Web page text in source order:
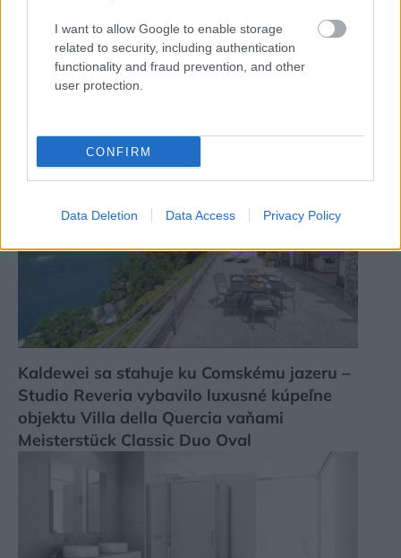
I want to allow Google to enable storage
related to security, including authentication
functionality and fraud prevention, and other
user protection.
CONFIRM
Data Deletion Data Access Privacy Policy
Sprchová zástena CADURA od SanSwiss –
inšpirovaná prírodou, tvarovaná vodou
Kaldewei sa sťahuje ku Comskému jazeru –
Studio Reveria vybavilo luxusné kúpeľne
objektu Villa della Quercia vaňami
Meisterstück Classic Duo Oval